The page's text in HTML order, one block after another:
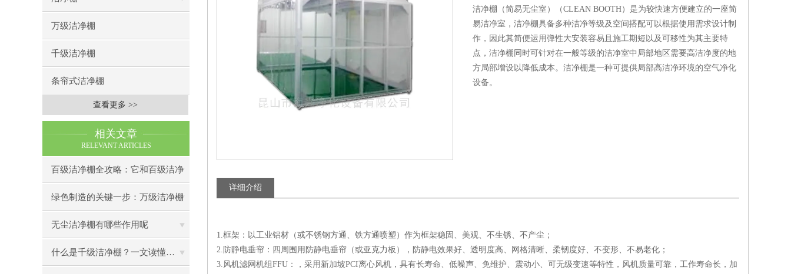
万级洁净棚
千级洁净棚
条帘式洁净棚
查看更多 >>
相关文章
RELEVANT ARTICLES
百级洁净棚全攻略：它和百级洁净
室到底有什么区别？
绿色制造的关键一步：万级洁净棚
助力环保型半导体产业发展
无尘洁净棚有哪些作用呢
什么是千级洁净棚？一文读懂其结构特点与局部净化优势
洁净棚（简易无尘室）（CLEAN BOOTH）是为较快速方便建立的一座简
易洁净室，洁净棚具备多种洁净等级及空间搭配可以根据使用需求设计制
作，因此其简便运用弹性大安装容易且施工期短以及可移性为其主要特
点，洁净棚同时可针对在一般等级的洁净室中局部地区需要高洁净度的地
方局部增设以降低成本。洁净棚是一种可提供局部高洁净环境的空气净化
设备。
详细介绍
1.框架：以工业铝材（或不锈钢方通、铁方通喷塑）作为框架稳固、美观、不生锈、不产尘；
2.防静电垂帘：四周围用防静电垂帘（或亚克力板），防静电效果好、透明度高、网格清晰、柔韧度好、不变形、不易老化；
3.风机滤网机组FFU：，采用新加坡PCI离心风机，具有长寿命、低噪声、免维护、震动小、可无级变速等特性，风机质量可靠，工作寿命长，加